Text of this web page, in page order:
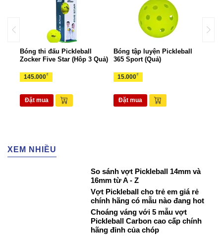
Bóng thi đấu Pickleball
Zocker Five Star (Hôp 3 Quả)
145.000₫
Đặt mua
Bóng tập luyện Pickleball
365 Sport (Quả)
15.000₫
Đặt mua
XEM NHIỀU
So sánh vợt Pickleball 14mm và
16mm từ A - Z
Vợt Pickleball cho trẻ em giá rẻ
chính hãng có mẫu nào đang hot
Choáng váng với 5 mẫu vợt
Pickleball Carbon cao cấp chính
hãng đỉnh của chóp